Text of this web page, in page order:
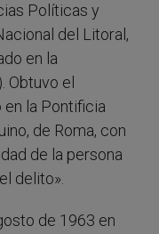
Políticas y
del Litoral,
en la
Obtuvo el
la Pontificia
de Roma, con
de la persona
delito».
de 1963 en